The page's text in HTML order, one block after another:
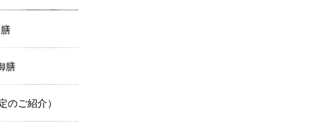
膳
のご紹介）